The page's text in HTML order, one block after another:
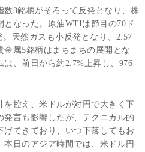
数3銘柄がそろって反発となり、株
なった。原油WTIは節目の70ド
天然ガスも小反発となり、2.57
金属5銘柄はまちまちの展開とな
は、前日から約2.7%上昇し、976
控え、米ドルが対円で大きく下
言も影響したが、テクニカル的
てきており、いつ下落してもお
日のアジア時間では、米ドル円